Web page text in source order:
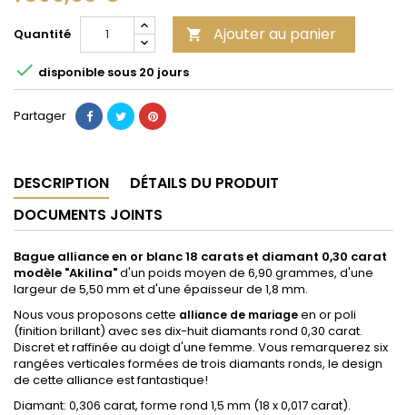
Quantité  Ajouter au panier
 disponible sous 20 jours
Partager
DESCRIPTION
DÉTAILS DU PRODUIT
DOCUMENTS JOINTS
Bague alliance en or blanc 18 carats et diamant 0,30 carat
modèle "Akilina"d'un poids moyen de 6,90 grammes, d'une
largeur de 5,50 mm et d'une épaisseur de 1,8 mm.
Nous vous proposons cette alliance de mariageen or poli
(finition brillant) avec ses dix-huit diamants rond 0,30 carat.
Discret et raffinée au doigt d'une femme. Vous remarquerez six
rangées verticales formées de trois diamants ronds, le design
de cette alliance est fantastique!
Diamant: 0,306 carat, forme rond 1,5 mm (18 x 0,017 carat).